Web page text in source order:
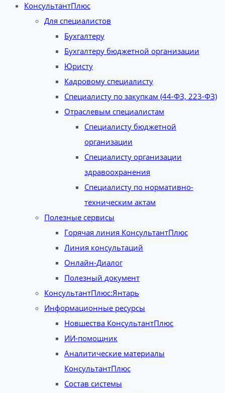
КонсультантПлюс
Для специалистов
Бухгалтеру
Бухгалтеру бюджетной организации
Юристу
Кадровому специалисту
Специалисту по закупкам (44-ФЗ, 223-ФЗ)
Отраслевым специалистам
Специалисту бюджетной
организации
Специалисту организации
здравоохранения
Специалисту по нормативно-
техническим актам
Полезные сервисы
Горячая линия КонсультантПлюс
Линия консультаций
Онлайн-Диалог
Полезный документ
КонсультантПлюс:Янтарь
Информационные ресурсы
Новшества КонсультантПлюс
ИИ-помощник
Аналитические материалы
КонсультантПлюс
Состав системы